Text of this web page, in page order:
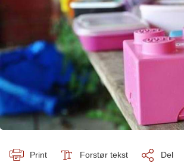
Print Forstør tekst Del